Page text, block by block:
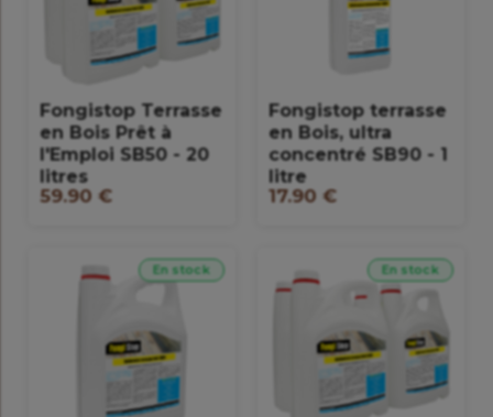
Fongistop Terrasse
en Bois Prêt à
l'Emploi SB50 - 20
litres
59.90 €
Fongistop terrasse
en Bois, ultra
concentré SB90 - 1
litre
17.90 €
En stock En stock